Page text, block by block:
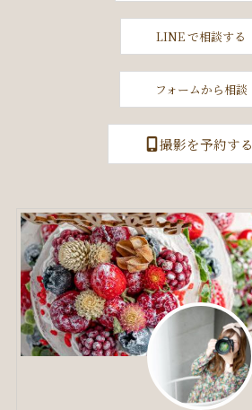
LINE で相談する
フォームから相談
撮影を予約する